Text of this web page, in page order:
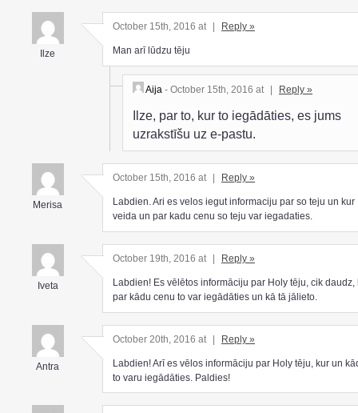
Ilze
October 15th, 2016 at Reply »
Man arī lūdzu tēju
Aija - October 15th, 2016 at | Reply »
Ilze, par to, kur to iegādāties, es jums
uzrakstīšu uz e-pastu.
Merisa
October 15th, 2016 at Reply »
Labdien. Ari es velos iegut informaciju par so teju un kur
veida un par kadu cenu so teju var iegadaties.
Iveta
October 19th, 2016 at Reply »
Labdien! Es vēlētos informāciju par Holy tēju, cik daudz,
par kādu cenu to var iegādāties un kā tā jālieto.
Antra
October 20th, 2016 at | Reply »
Labdien! Arī es vēlos informāciju par Holy tēju, kur un
to varu iegādāties. Paldies!